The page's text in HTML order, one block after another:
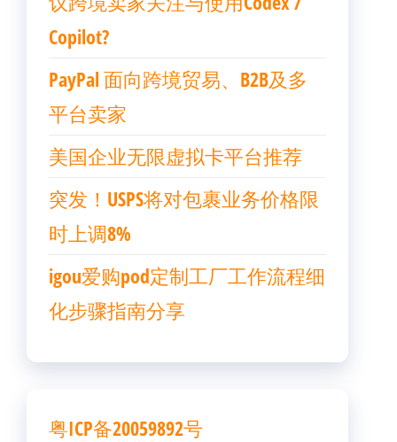
Copilot?
PayPal 面向跨境贸易、B2B及多
平台卖家
美国企业无限虚拟卡平台推荐
突发！USPS将对包裹业务价格限
时上调8%
igou爱购pod定制工厂工作流程细
化步骤指南分享
粤ICP备20059892号